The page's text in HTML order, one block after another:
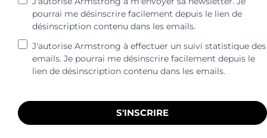
pourrai me désinscrire facilement depuis le lien de
désinscription contenu dans les emails.
J'autorise Armstrong à effectuer un suivi statistique des
emails. Je pourrai me désinscrire facilement depuis le
lien de désinscription contenu dans les emails.
S'INSCRIRE